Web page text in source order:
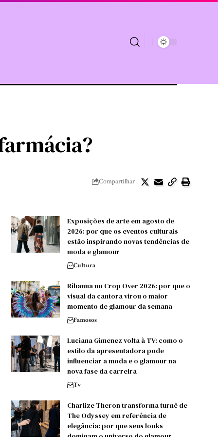
Compartilhar
Exposições de arte em agosto de
2026: por que os eventos culturais
estão inspirando novas tendências de
moda e glamour
Cultura
Rihanna no Crop Over 2026: por que o
visual da cantora virou o maior
momento de glamour da semana
Famosos
Luciana Gimenez volta à TV: como o
estilo da apresentadora pode
influenciar a moda e o glamour na
nova fase da carreira
Tv
Charlize Theron transforma turnê de
The Odyssey em referência de
elegância: por que seus looks